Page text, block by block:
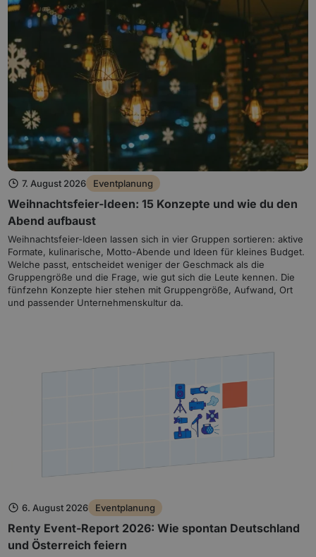
7. August 2026 Eventplanung
Weihnachtsfeier-Ideen: 15 Konzepte und wie du den
Abend aufbaust
Weihnachtsfeier-Ideen lassen sich in vier Gruppen sortieren: aktive
Formate, kulinarische, Motto-Abende und Ideen für kleines Budget.
Welche passt, entscheidet weniger der Geschmack als die
Gruppengröße und die Frage, wie gut sich die Leute kennen. Die
fünfzehn Konzepte hier stehen mit Gruppengröße, Aufwand, Ort
und passender Unternehmenskultur da.
6. August 2026 Eventplanung
Renty Event-Report 2026: Wie spontan Deutschland
und Österreich feiern